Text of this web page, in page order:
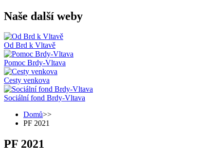
Naše další weby
Od Brd k Vltavě
Pomoc Brdy-Vltava
Cesty venkova
Sociální fond Brdy-Vltava
Domů>>
PF 2021
PF 2021